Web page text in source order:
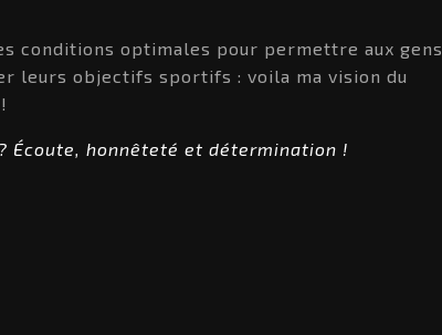
conditions optimales pour permettre aux gens
leurs objectifs sportifs : voila ma vision du
Écoute, honnêteté et détermination !